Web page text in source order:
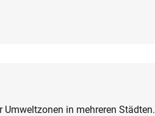
in mehreren Städten.